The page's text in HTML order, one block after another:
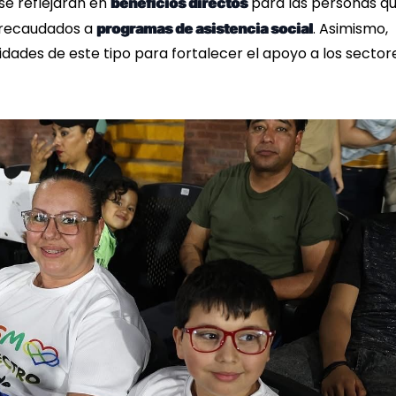
a programas de asistencia social. Asimismo,
de este tipo para fortalecer el apoyo a los